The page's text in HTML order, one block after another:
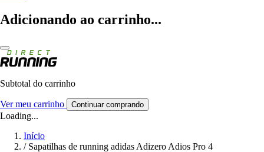
Adicionando ao carrinho...
Subtotal do carrinho
Ver meu carrinho Continuar comprando
Loading...
Início
/ Sapatilhas de running adidas Adizero Adios Pro 4